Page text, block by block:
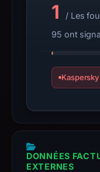
1
/ Les
95 ont
Kaspersky
DONNÉES
EXTERNES